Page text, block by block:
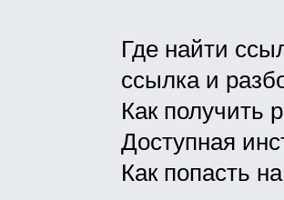
Где найти
ссылка и
Как получить
Доступная
Как попасть